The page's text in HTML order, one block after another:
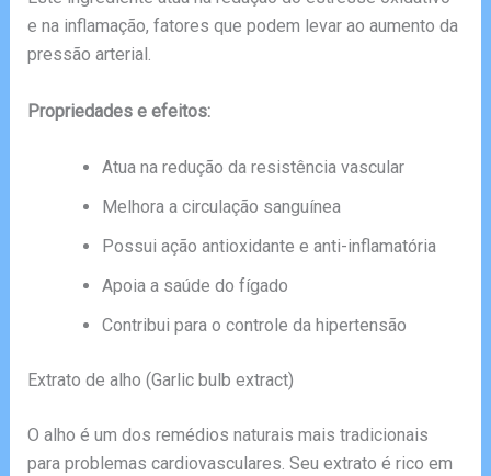
e na inflamação, fatores que podem levar ao aumento da
pressão arterial.
Propriedades e efeitos:
Atua na redução da resistência vascular
Melhora a circulação sanguínea
Possui ação antioxidante e anti-inflamatória
Apoia a saúde do fígado
Contribui para o controle da hipertensão
Extrato de alho (Garlic bulb extract)
O alho é um dos remédios naturais mais tradicionais
para problemas cardiovasculares. Seu extrato é rico em